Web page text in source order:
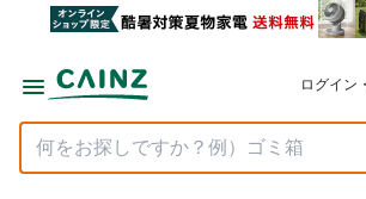
ログイン